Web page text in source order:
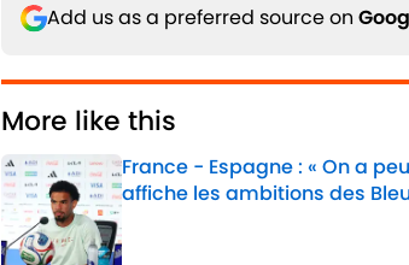
Add us as a preferred source on
More like this
France - Espagne : « On a
affiche les ambitions des